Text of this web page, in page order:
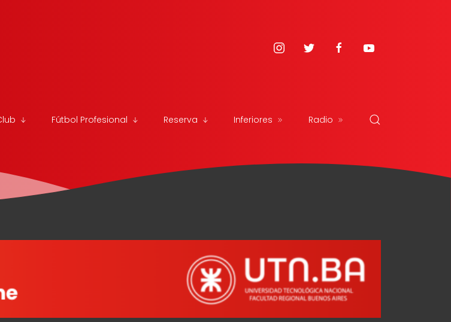
Fútbol Profesional Reserva Inferiores Radio